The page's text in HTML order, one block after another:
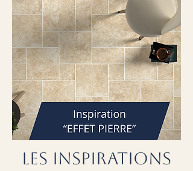
LES INSPIRATIONS